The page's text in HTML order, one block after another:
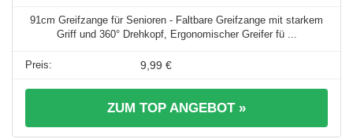
91cm Greifzange für Senioren - Faltbare Greifzange mit starkem
Griff und 360° Drehkopf, Ergonomischer Greifer fü ...
9,99 €
ZUM TOP ANGEBOT »